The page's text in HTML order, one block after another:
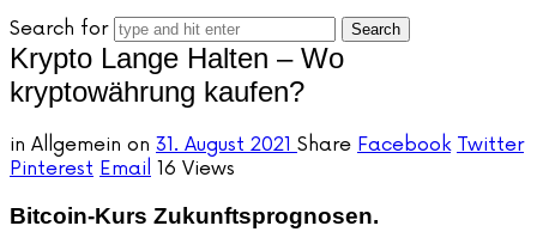
Search for
Krypto Lange Halten – Wo
kryptowährung kaufen?
in Allgemein on 31. August 2021 Share Facebook Twitter
Pinterest Email 16 Views
Bitcoin-Kurs Zukunftsprognosen.